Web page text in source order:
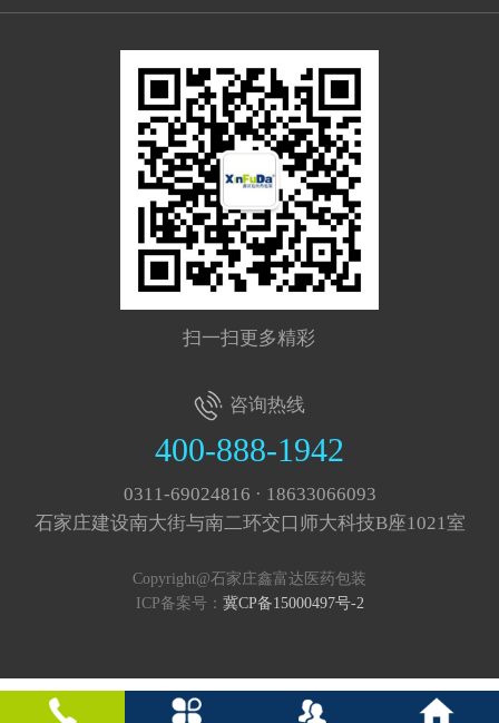
扫一扫更多精彩
咨询热线
400-888-1942
0311-69024816 · 18633066093
石家庄建设南大街与南二环交口师大科技B座1021室
Copyright@石家庄鑫富达医药包装
ICP备案号： 冀CP备15000497号-2